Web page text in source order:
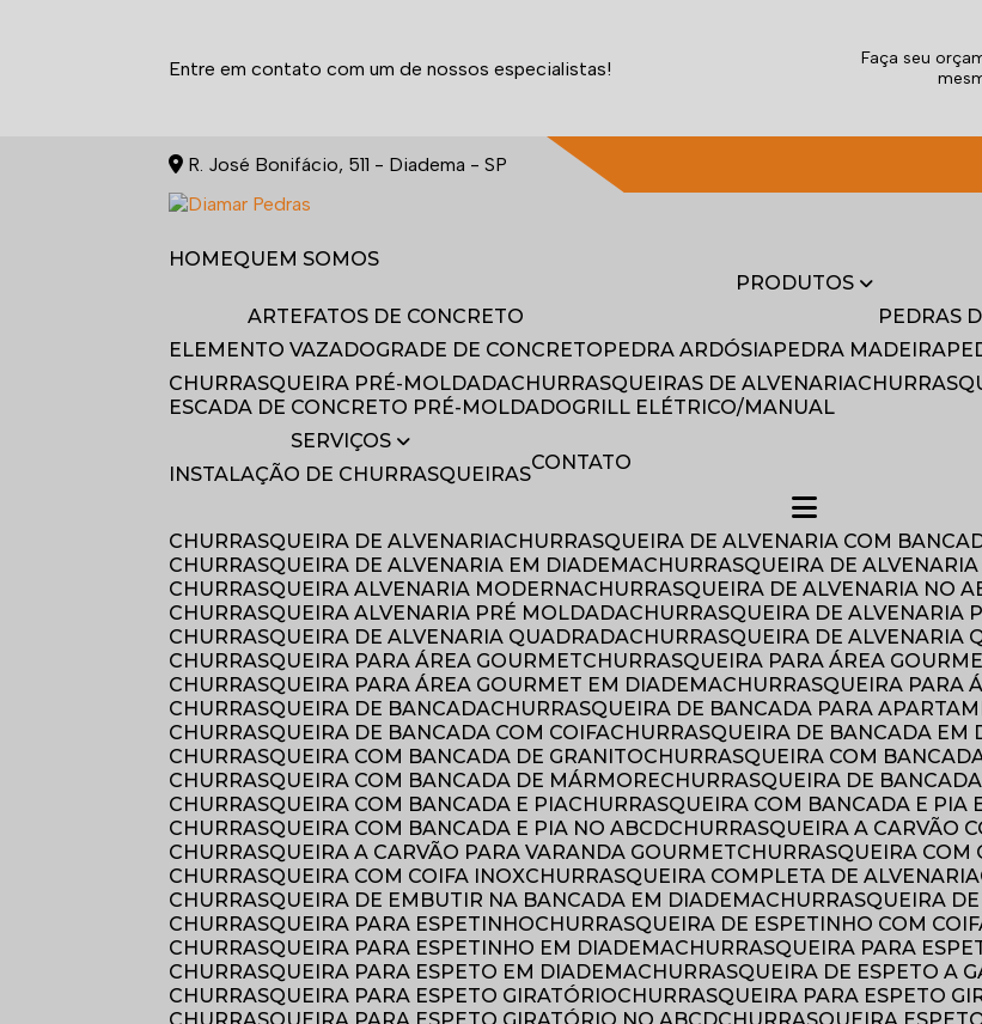
Entre em contato com um de nossos especialistas!
Faça seu
R. José Bonifácio, 511 - Diadema - SP
HOME
QUEM SOMOS
PRODUTOS
ARTEFATOS DE CONCRETO
ELEMENTO VAZADO
GRADE DE CONCRETO
PEDRAS
PEDRA ARDÓSIA
PEDRA MADEIRA
CHURRASQUEIRA PRÉ-MOLDADA
CHURRASQUEIRAS DE ALVENARIA
ESCADA DE CONCRETO PRÉ-MOLDADO
GRILL ELÉTRICO/MANUAL
SERVIÇOS
INSTALAÇÃO DE CHURRASQUEIRAS
CONTATO
CHURRASQUEIRA DE ALVENARIA
CHURRASQUEIRA DE ALVENARIA COM
CHURRASQUEIRA DE ALVENARIA EM DIADEMA
CHURRASQUEIRA DE
CHURRASQUEIRA ALVENARIA MODERNA
CHURRASQUEIRA DE ALVENARIA NO
CHURRASQUEIRA ALVENARIA PRÉ MOLDADA
CHURRASQUEIRA DE ALVENARIA
CHURRASQUEIRA DE ALVENARIA QUADRADA
CHURRASQUEIRA DE
CHURRASQUEIRA PARA ÁREA GOURMET
CHURRASQUEIRA PARA ÁREA
CHURRASQUEIRA PARA ÁREA GOURMET EM DIADEMA
CHURRASQUEIRA
CHURRASQUEIRA DE BANCADA
CHURRASQUEIRA DE BANCADA PARA
CHURRASQUEIRA DE BANCADA COM COIFA
CHURRASQUEIRA DE BANCADA EM
CHURRASQUEIRA COM BANCADA DE GRANITO
CHURRASQUEIRA COM
CHURRASQUEIRA COM BANCADA DE MÁRMORE
CHURRASQUEIRA DE
CHURRASQUEIRA COM BANCADA E PIA
CHURRASQUEIRA COM BANCADA E PIA
CHURRASQUEIRA COM BANCADA E PIA NO ABCD
CHURRASQUEIRA A CARVÃO
CHURRASQUEIRA A CARVÃO PARA VARANDA GOURMET
CHURRASQUEIRA
CHURRASQUEIRA COM COIFA INOX
CHURRASQUEIRA COMPLETA DE ALVENARIA
CHURRASQUEIRA DE EMBUTIR NA BANCADA EM DIADEMA
CHURRASQUEIRA
CHURRASQUEIRA PARA ESPETINHO
CHURRASQUEIRA DE ESPETINHO COM
CHURRASQUEIRA PARA ESPETINHO EM DIADEMA
CHURRASQUEIRA PARA
CHURRASQUEIRA PARA ESPETO EM DIADEMA
CHURRASQUEIRA DE ESPETO A
CHURRASQUEIRA PARA ESPETO GIRATÓRIO
CHURRASQUEIRA PARA ESPETO